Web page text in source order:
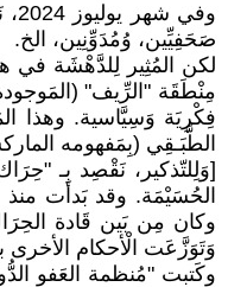
صَحَفِيِّين، وُمُدَوِّنِين، الخ.
لكن المُثِير لِلدَّهْشَة في
مِنْطَقَة "الرِّيف"
فِكْرِيَة وَسِيَّاسية. وهذا
الطَّبَـقِي (بِمَفهومه
[وَلِلتّذكير، نَقْصِد بِـ
وَتَوَزَّعَت الْأحكام الأخرى بين 10 و 15 سنة